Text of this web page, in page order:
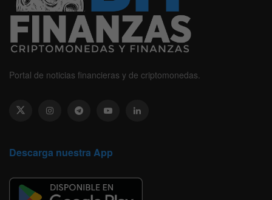
Portal de noticias financieras y de criptomonedas.
Descarga nuestra App